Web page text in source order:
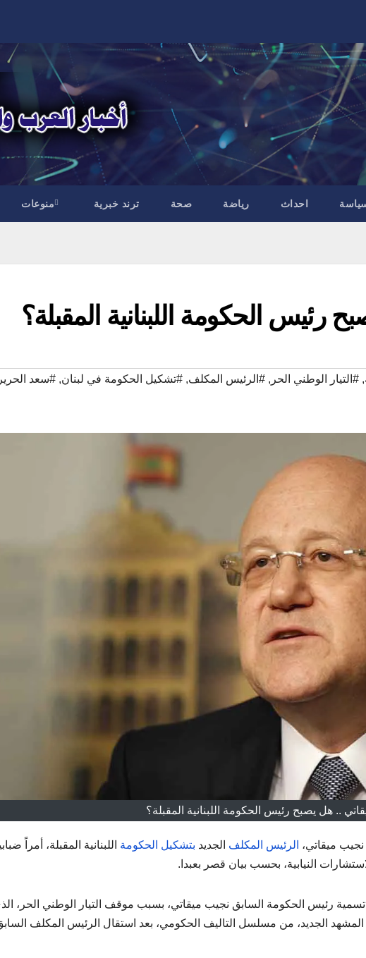
احداث رياضة صحة ترند خبرية منوعات
رئيس الحكومة اللبنانية المقبلة؟
, #التيار الوطني الحر , #الرئيس المكلف, #تشكيل الحكومة في لبنان, #سعد
.. هل يصبح رئيس الحكومة اللبنانية المقبلة؟
ميقاتي، الرئيس المكلف الجديد بتشكيل الحكومة اللبنانية المقبلة، أمراً
النيابية، بحسب بيان قصر بعبدا.
تسمية رئيس الحكومة السابق نجيب ميقاتي، بسبب موقف التيار الوطني الحر،
المشهد الجديد، من مسلسل التاليف الحكومي، بعد استقال الرئيس المكلف